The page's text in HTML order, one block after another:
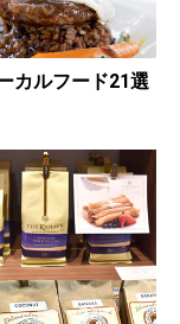
カルフード21選